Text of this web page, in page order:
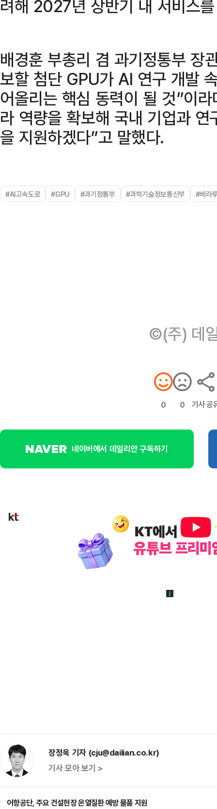
려해 2027년 상반기 내 서비스
배경훈 부총리 겸 과기정통부 장
보할 첨단 GPU가 AI 연구 개발
어올리는 핵심 동력이 될 것”이
라 역량을 확보해 국내 기업과
을 지원하겠다”고 말했다.
#AI고속도로 #GPU #과기정통부 #과학기술정보통신부 #베라
©(주) 데
0 0 기사 공
네이버에서 데일리안 구독하기
장정욱 기자 (cju@dailian.co.kr)
기사 모아 보기 >
어항공단, 주요 건설현장 온열질환 예방 물품 지원